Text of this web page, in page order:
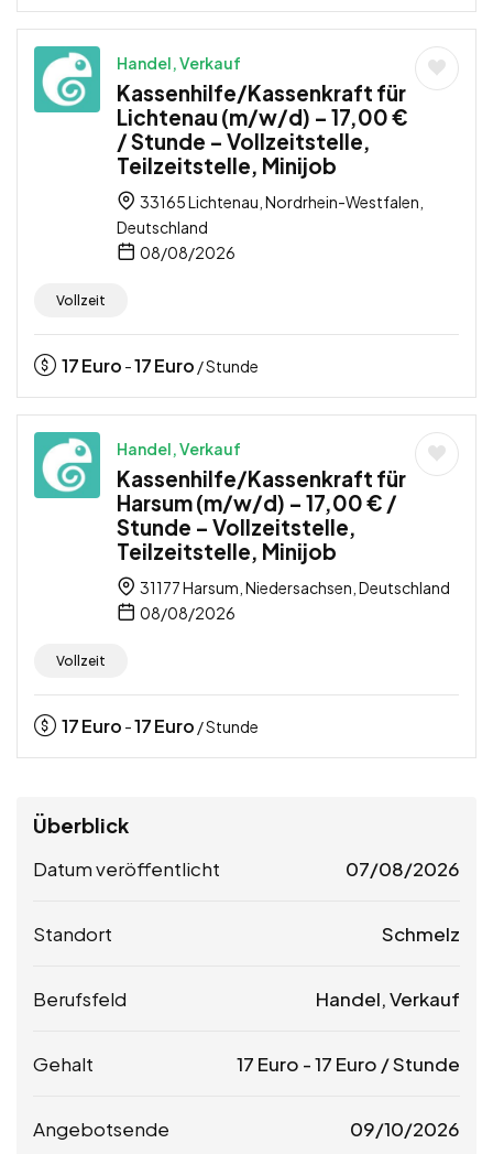
Handel, Verkauf
Kassenhilfe/Kassenkraft für
Lichtenau (m/w/d) – 17,00 €
/ Stunde – Vollzeitstelle,
Teilzeitstelle, Minijob
33165 Lichtenau, Nordrhein-Westfalen,
Deutschland
08/08/2026
Vollzeit
17Euro -17Euro / Stunde
Handel, Verkauf
Kassenhilfe/Kassenkraft für
Harsum (m/w/d) – 17,00 € /
Stunde – Vollzeitstelle,
Teilzeitstelle, Minijob
31177 Harsum, Niedersachsen, Deutschland
08/08/2026
Vollzeit
17Euro -17Euro / Stunde
Überblick
Datum veröffentlicht 07/08/2026
Standort Schmelz
Berufsfeld Handel, Verkauf
Gehalt 17 Euro -17 Euro / Stunde
Angebotsende 09/10/2026